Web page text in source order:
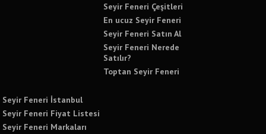
Seyir Feneri Çeşitleri
En ucuz Seyir Feneri
Seyir Feneri Satın Al
Seyir Feneri Nerede
Satılır?
Toptan Seyir Feneri
Seyir Feneri İstanbul
Seyir Feneri Fiyat Listesi
Seyir Feneri Markaları